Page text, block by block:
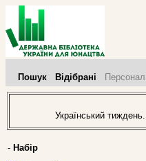
Пошук Відібрані
Український
- Набір